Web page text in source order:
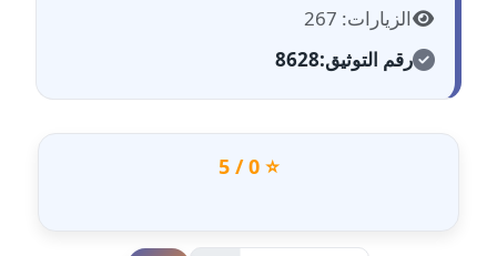
مدونة أحمد زيدان
عاملة
مدونة أحمد سيد
عاملة
الزيارات: 267
رقم التوثيق:8628
⭐ 0 / 5